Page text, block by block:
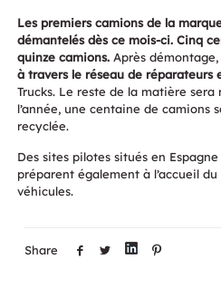
Les premiers camions de la
démantelés dès ce mois-ci. Cinq
quinze camions. Après démontage,
à travers le réseau de réparateurs
Trucks. Le reste de la matière sera
l’année, une centaine de camions
recyclée.
Des sites pilotes situés en
préparent également à l’accueil
véhicules.
Share